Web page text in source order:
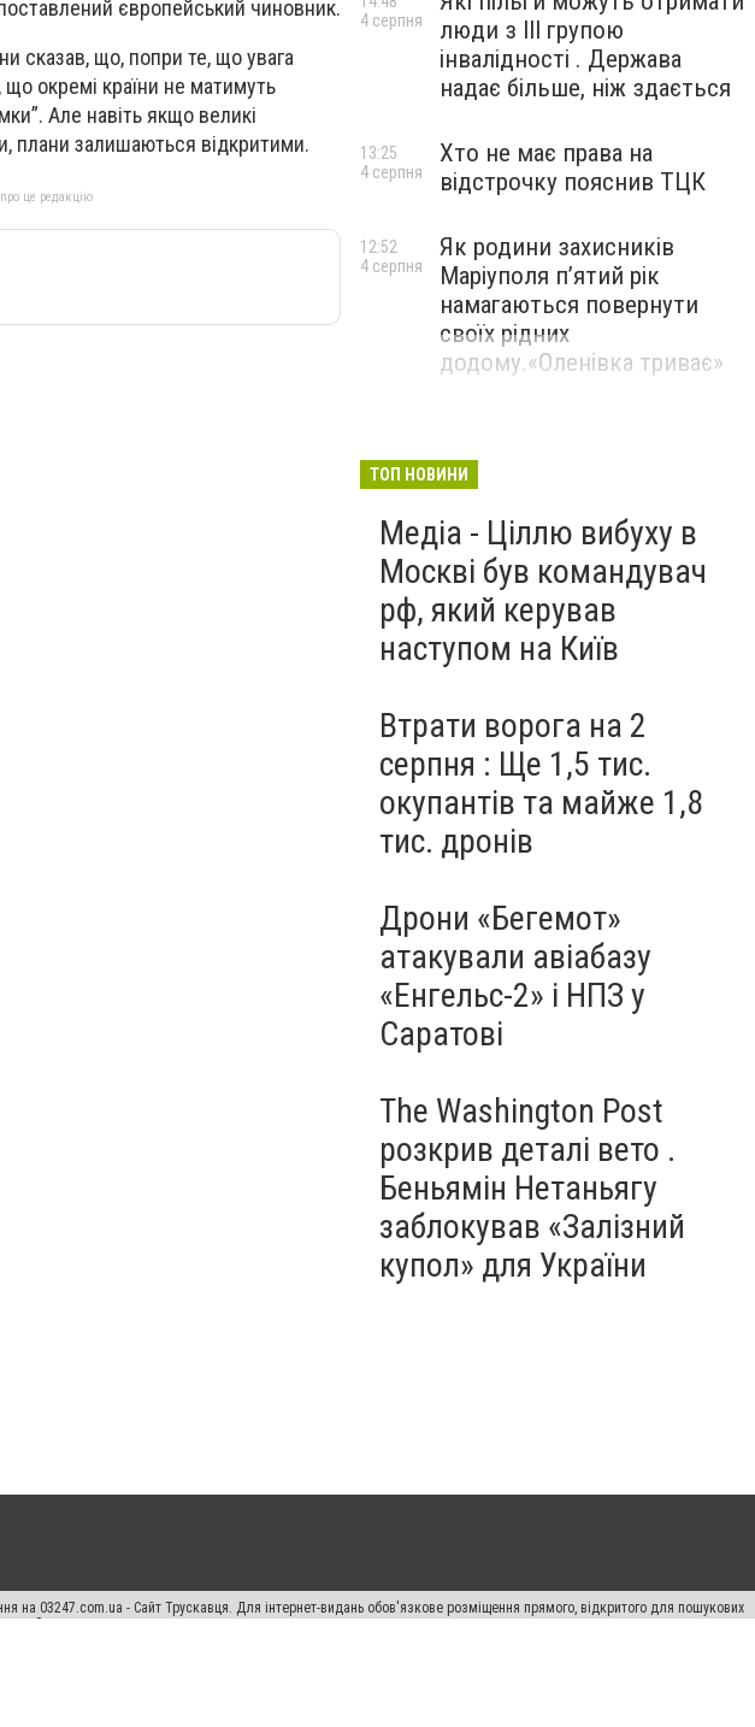
європейський чиновник.
сказав, що, попри те, що увага
що окремі країни не матимуть
Але навіть якщо великі
плани залишаються відкритими.
це редакцію
люди з III групою
інвалідності . Держава
надає більше, ніж здається
4 серпня
Хто не має права на
відстрочку пояснив ТЦК
13:25
4 серпня
Як родини захисників
Маріуполя пʼятий рік
намагаються повернути
своїх рідних
додому.«Оленівка триває»
12:52
4 серпня
ТОП НОВИНИ
Медіа - Ціллю вибуху в
Москві був командувач
рф, який керував
наступом на Київ
Втрати ворога на 2
серпня : Ще 1,5 тис.
окупантів та майже 1,8
тис. дронів
Дрони «Бегемот»
атакували авіабазу
«Енгельс-2» і НПЗ у
Саратові
The Washington Post
розкрив деталі вето .
Беньямін Нетаньягу
заблокував «Залізний
купол» для України
на 03247.com.ua - Сайт Трускавця. Для інтернет-видань обов'язкове розміщення прямого, відкритого для пошукових
Законом.